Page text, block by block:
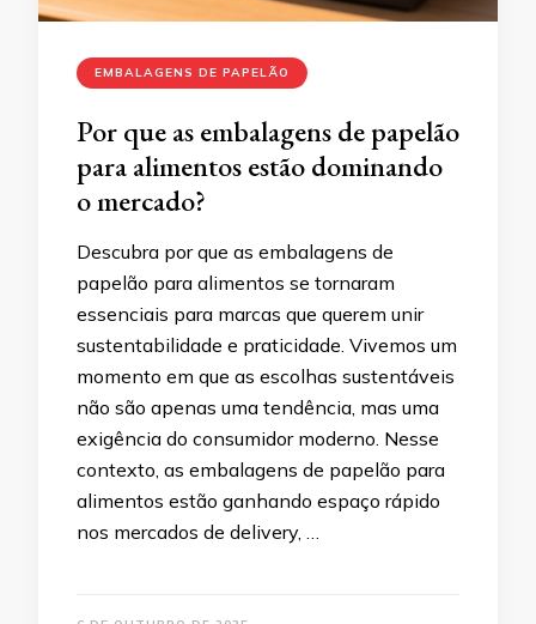
EMBALAGENS DE PAPELÃO
Por que as embalagens de papelão
para alimentos estão dominando
o mercado?
Descubra por que as embalagens de
papelão para alimentos se tornaram
essenciais para marcas que querem unir
sustentabilidade e praticidade. Vivemos um
momento em que as escolhas sustentáveis
não são apenas uma tendência, mas uma
exigência do consumidor moderno. Nesse
contexto, as embalagens de papelão para
alimentos estão ganhando espaço rápido
nos mercados de delivery, …